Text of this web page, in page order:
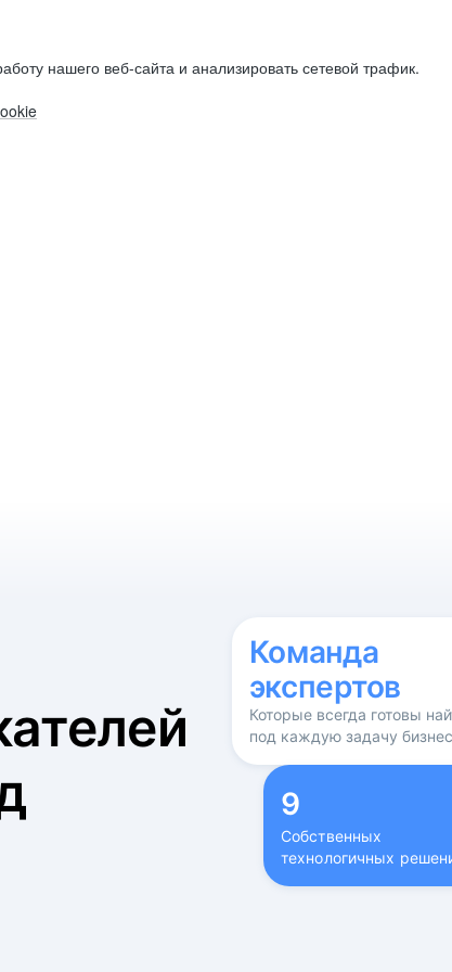
нашего веб-сайта и анализировать сетевой трафик.
Команда
экспертов
Которые всегда готовы
под каждую задачу
9
Собственных
технологичных